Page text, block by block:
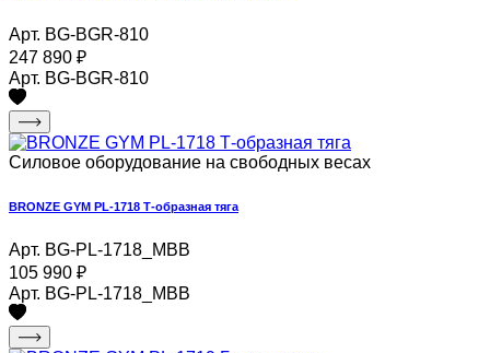
Арт. BG-BGR-810
247 890 ₽
Арт. BG-BGR-810
Силовое оборудование на свободных весах
BRONZE GYM PL-1718 Т-образная тяга
Арт. BG-PL-1718_MBB
105 990 ₽
Арт. BG-PL-1718_MBB